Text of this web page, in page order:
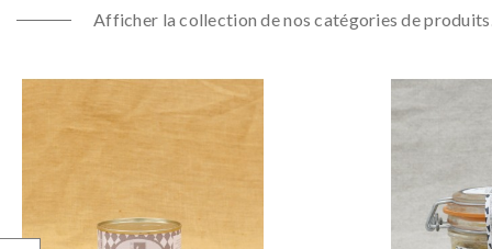
Afficher la collection de nos catégories de